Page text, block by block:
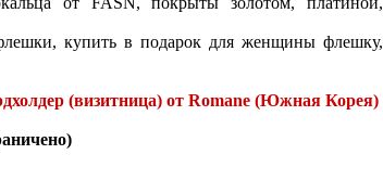
купить в подарок для женщины флешку,
(визитница) от Romane (Южная Корея)